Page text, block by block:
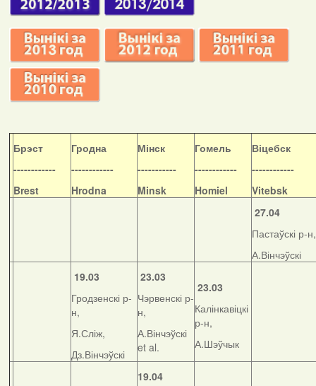
Брэст
------------
Brest
Гродна
------------
Hrodna
Мінск
-----------
Minsk
Гомель
------------
Homiel
Віцебск
------------
Vitebsk
27.04
Пастаўскі р-н,
А.Вінчэўскі
19.03
Гродзенскі р-
н,
Я.Сліж,
Дз.Вінчэўскі
23.03
Чэрвенскі р-
н,
А.Вінчэўскі
et al.
23.03
Калінкавіцкі
р-н,
А.Шэўчык
19.04